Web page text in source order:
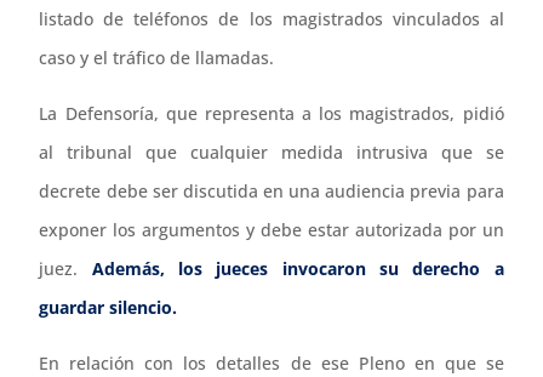
listado de teléfonos de los magistrados vinculados al
caso y el tráfico de llamadas.
La Defensoría, que representa a los magistrados, pidió
al tribunal que cualquier medida intrusiva que se
decrete debe ser discutida en una audiencia previa para
exponer los argumentos y debe estar autorizada por un
juez. Además, los jueces invocaron su derecho a
guardar silencio.
En relación con los detalles de ese Pleno en que se